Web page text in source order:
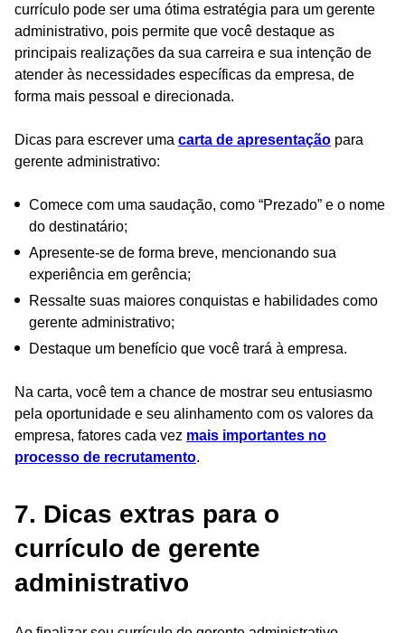
currículo pode ser uma ótima estratégia para um gerente
administrativo, pois permite que você destaque as
principais realizações da sua carreira e sua intenção de
atender às necessidades específicas da empresa, de
forma mais pessoal e direcionada.
Dicas para escrever uma carta de apresentação para
gerente administrativo:
Comece com uma saudação, como “Prezado” e o nome
do destinatário;
Apresente-se de forma breve, mencionando sua
experiência em gerência;
Ressalte suas maiores conquistas e habilidades como
gerente administrativo;
Destaque um benefício que você trará à empresa.
Na carta, você tem a chance de mostrar seu entusiasmo
pela oportunidade e seu alinhamento com os valores da
empresa, fatores cada vez mais importantes no
processo de recrutamento.
7. Dicas extras para o
currículo de gerente
administrativo